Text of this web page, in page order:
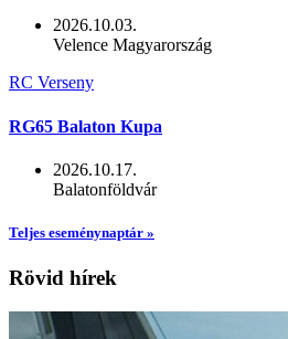
2026.10.03.
Velence Magyarország
RC Verseny
RG65 Balaton Kupa
2026.10.17.
Balatonföldvár
Teljes eseménynaptár »
Rövid hírek